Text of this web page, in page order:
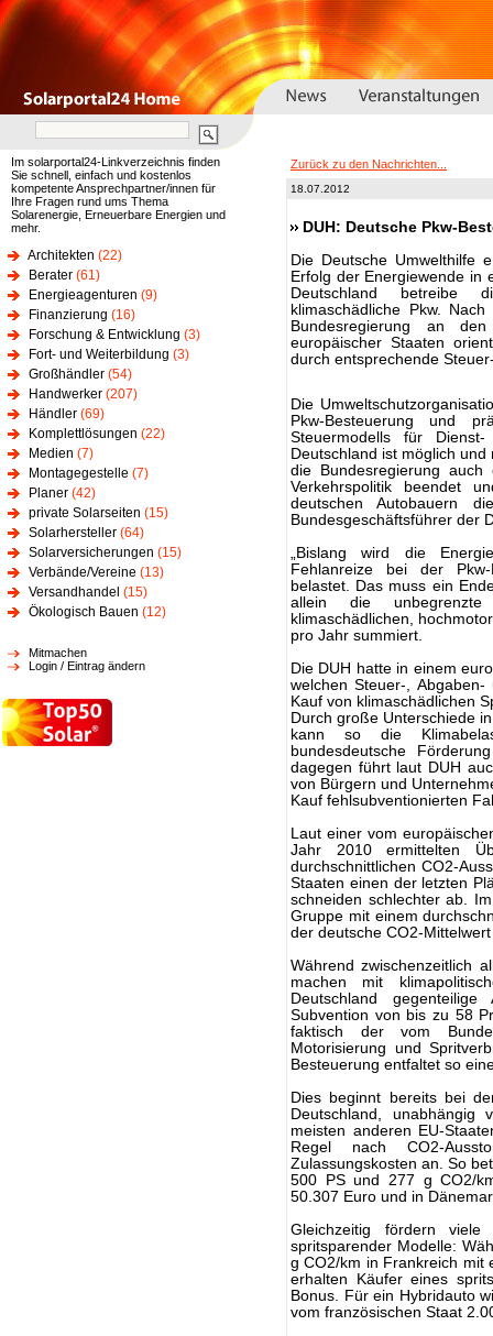
Im solarportal24-Linkverzeichnis finden
Sie schnell, einfach und kostenlos
kompetente Ansprechpartner/innen für
Ihre Fragen rund ums Thema
Solarenergie, Erneuerbare Energien und
mehr.
Architekten (22)
Berater (61)
Energieagenturen (9)
Finanzierung (16)
Forschung & Entwicklung (3)
Fort- und Weiterbildung (3)
Großhändler (54)
Handwerker (207)
Händler (69)
Komplettlösungen (22)
Medien (7)
Montagegestelle (7)
Planer (42)
private Solarseiten (15)
Solarhersteller (64)
Solarversicherungen (15)
Verbände/Vereine (13)
Versandhandel (15)
Ökologisch Bauen (12)
Mitmachen
Login / Eintrag ändern
Zurück zu den Nachrichten...
18.07.2012
DUH: Deutsche Pkw-
Die Deutsche Umwelthilfe
Erfolg der Energiewende in
Deutschland betreibe
klimaschädliche Pkw.
Bundesregierung an
europäischer Staaten
durch entsprechende
Die
Pkw-Besteuerung und
Steuermodells für
Deutschland ist möglich
die Bundesregierung
Verkehrspolitik beendet
deutschen Autobauern
Bundesgeschäftsführer der
„Bislang wird die
Fehlanreize bei der
belastet. Das muss ein
allein die unbegrenzte
klimaschädlichen,
pro Jahr summiert.
Die DUH hatte in einem
welchen Steuer-,
Kauf von klimaschädlichen
Durch große Unterschiede
kann so die
bundesdeutsche
dagegen führt laut DUH
von Bürgern und
Kauf fehlsubventionierten
Laut einer vom
Jahr 2010 ermittelten
durchschnittlichen CO2-
Staaten einen der letzten
schneiden schlechter ab.
Gruppe mit einem
der deutsche CO2-
Während zwischenzeitlich
machen mit
Deutschland
Subvention von bis zu 58
faktisch der vom
Motorisierung und
Besteuerung entfaltet so
Dies beginnt bereits bei
Deutschland,
meisten anderen EU-
Regel nach CO2-
Zulassungskosten an. So
500 PS und 277 g CO2/
50.307 Euro und in
Gleichzeitig fördern viele
spritsparender Modelle:
g CO2/km in Frankreich mit
erhalten Käufer eines
Bonus. Für ein Hybridauto
vom französischen Staat